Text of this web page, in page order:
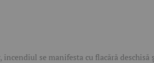
se manifesta cu flacără deschisă